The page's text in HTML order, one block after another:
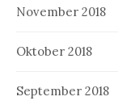
November 2018
Oktober 2018
September 2018